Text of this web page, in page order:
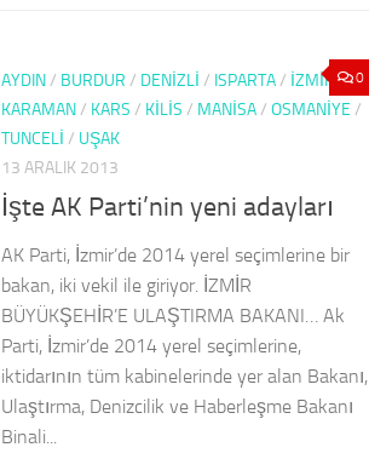
0
AYDIN/ BURDUR / DENIZLI / ISPARTA/ İZMIR /
KARAMAN/ KARS / KILIS / MANISA/ OSMANIYE /
TUNCELI / UŞAK
13 ARALIK 2013
İşte AK Parti’nin yeni adayları
AK Parti, İzmir’de 2014 yerel seçimlerine bir
bakan, iki vekil ile giriyor. İZMİR
BÜYÜKŞEHİR’E ULAŞTIRMA BAKANI… Ak
Parti, İzmir’de 2014 yerel seçimlerine,
iktidarının tüm kabinelerinde yer alan Bakanı,
Ulaştırma, Denizcilik ve Haberleşme Bakanı
Binali...